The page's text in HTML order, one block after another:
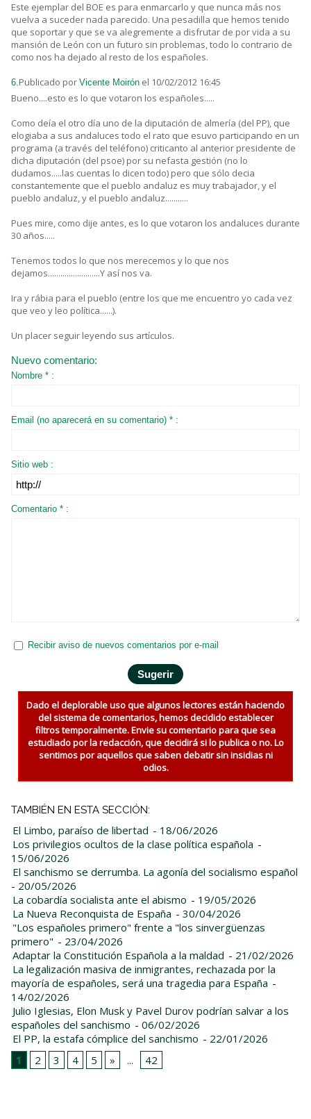
Este ejemplar del BOE es para enmarcarlo y que nunca más nos
vuelva a suceder nada parecido. Una pesadilla que hemos tenido
que soportar y que se va alegremente a disfrutar de por vida a su
mansión de León con un futuro sin problemas, todo lo contrario de
como nos ha dejado al resto de los españoles.
6.Publicado por Vicente Moirón el 10/02/2012 16:45
Bueno....esto es lo que votaron los españoles.....
Como deía el otro día uno de la diputación de almería (del PP), que
elogiaba a sus andaluces todo el rato que esuvo participando en un
programa (a través del teléfono) criticanto al anterior presidente de
dicha diputación (del psoe) por su nefasta gestión (no lo
dudamos.....las cuentas lo dicen todo) pero que sólo decia
constantemente que el pueblo andaluz es muy trabajador, y el
pueblo andaluz, y el pueblo andaluz...........
Pues mire, como dije antes, es lo que votaron los andaluces durante
30 años.....
Tenemos todos lo que nos merecemos y lo que nos
dejamos.........................Y así nos va.
Ira y rábia para el pueblo (entre los que me encuentro yo cada vez
que veo y leo política......).
Un placer seguir leyendo sus artículos.
Nuevo comentario:
Nombre * :
Email (no aparecerá en su comentario) * :
Sitio web :
Comentario * :
Recibir aviso de nuevos comentarios por e-mail
Dado el deplorable uso que algunos lectores están haciendo
del sistema de comentarios, hemos decidido establecer
filtros temporalmente. Envie su comentario para que sea
estudiado por la redacción, que decidirá si lo publica o no. Lo
sentimos por aquellos que saben debatir sin insidias ni
odios.
TAMBIÉN EN ESTA SECCIÓN:
El Limbo, paraíso de libertad - 18/06/2026
Los privilegios ocultos de la clase política española -
15/06/2026
El sanchismo se derrumba. La agonía del socialismo español
- 20/05/2026
La cobardía socialista ante el abismo - 19/05/2026
La Nueva Reconquista de España - 30/04/2026
"Los españoles primero" frente a "los sinvergüenzas
primero" - 23/04/2026
Adaptar la Constitución Española a la maldad - 21/02/2026
La legalización masiva de inmigrantes, rechazada por la
mayoría de españoles, será una tragedia para España -
14/02/2026
Julio Iglesias, Elon Musk y Pavel Durov podrían salvar a los
españoles del sanchismo - 06/02/2026
El PP, la estafa cómplice del sanchismo - 22/01/2026
1
2 3 4 5 » ... 42